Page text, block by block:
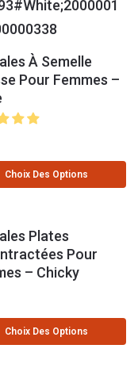
À Semelle
Pour Femmes –
Choix Des Options
Plates
Pour
– Chicky
Choix Des Options